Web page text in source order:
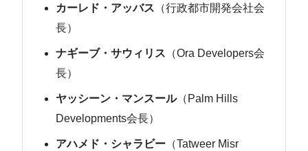
カーレド・アッバス （行政都市開発会社会
長）
ナギーブ・サウィリス （Ora Developers会
長）
ヤッシーン・マンスール（Palm Hills
Developments会長）
アハメド・シャラビー （Tatweer Misr